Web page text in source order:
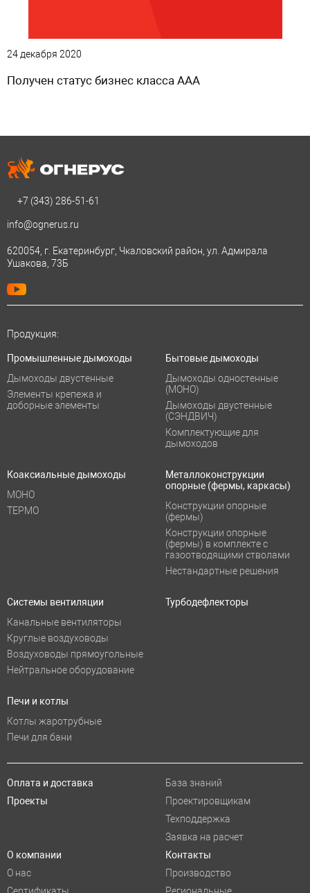
24 декабря 2020
Получен статус бизнес класса ААА
+7 (343) 286-51-61
info@ognerus.ru
620054, г. Екатеринбург, Чкаловский район, ул. Адмирала
Ушакова, 73Б
Продукция:
Промышленные дымоходы
Дымоходы двустенные
Элементы крепежа и
доборные элементы
Бытовые дымоходы
Дымоходы одностенные
(МОНО)
Дымоходы двустенные
(СЭНДВИЧ)
Комплектующие для
дымоходов
Коаксиальные дымоходы
МОНО
ТЕРМО
Металлоконструкции
опорные (фермы, каркасы)
Конструкции опорные
(фермы)
Конструкции опорные
(фермы) в комплекте с
газоотводящими стволами
Нестандартные решения
Системы вентиляции
Канальные вентиляторы
Круглые воздуховоды
Воздуховоды прямоугольные
Нейтральное оборудование
Турбодефлекторы
Печи и котлы
Котлы жаротрубные
Печи для бани
Оплата и доставка
Проекты
База знаний
Проектировщикам
Техподдержка
Заявка на расчет
О компании
О нас
Контакты
Производство